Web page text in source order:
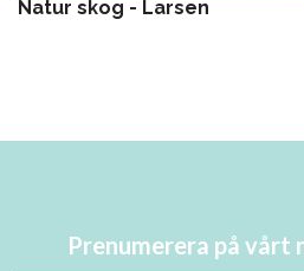
Natur skog - Larsen
Prenumerera på vårt